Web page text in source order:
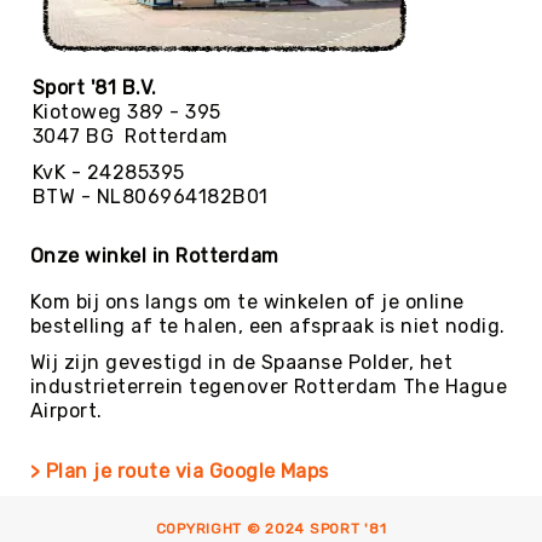
Trefballen
Foamballen
ballen
Pleinballen
Speciale
ballen
Skippyballen
Sportballen
-
Pakketten
Speelballen
Pleinballen
Pakketten
Sport '81 B.V.
Kiotoweg 389 - 395
3047 BG Rotterdam
KvK - 24285395
BTW - NL806964182B01
Onze winkel in Rotterdam
Kom bij ons langs om te winkelen of je online
bestelling af te halen, een afspraak is niet nodig.
Wij zijn gevestigd in de Spaanse Polder, het
industrieterrein tegenover Rotterdam The Hague
Airport.
> Plan je route via Google Maps
COPYRIGHT © 2024 SPORT '81